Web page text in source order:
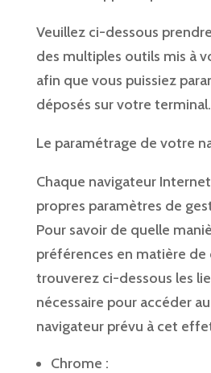
Veuillez ci-dessous
des multiples outils mis à
afin que vous puissiez
déposés sur votre terminal.
Le paramétrage de votre
Chaque navigateur
propres paramètres de
Pour savoir de quelle
préférences en matière de
trouverez ci-dessous les
nécessaire pour accéder
navigateur prévu à cet
Chrome :